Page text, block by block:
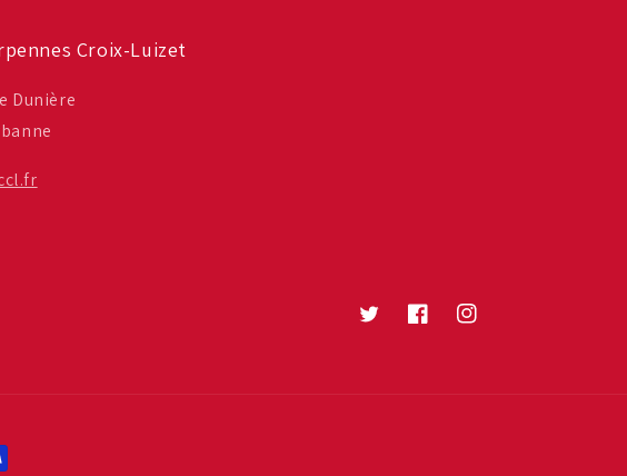
Croix-Luizet
Dunière
Twitter FacebookInstagram